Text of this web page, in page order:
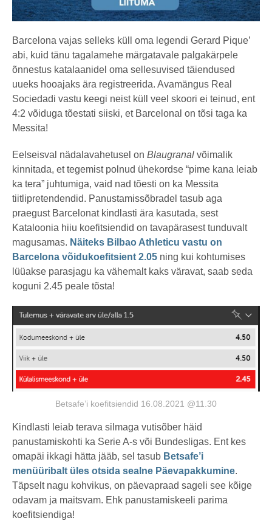
Barcelona vajas selleks küll oma legendi Gerard Pique’
abi, kuid tänu tagalamehe märgatavale palgakärpele
õnnestus katalaanidel oma sellesuvised täiendused
uueks hooajaks ära registreerida. Avamängus Real
Sociedadi vastu keegi neist küll veel skoori ei teinud, ent
4:2 võiduga tõestati siiski, et Barcelonal on tõsi taga ka
Messita!
Eelseisval nädalavahetusel on Blaugranal võimalik
kinnitada, et tegemist polnud ühekordse “pime kana leiab
ka tera” juhtumiga, vaid nad tõesti on ka Messita
tiitlipretendendid. Panustamissõbradel tasub aga
praegust Barcelonat kindlasti ära kasutada, sest
Kataloonia hiiu koefitsiendid on tavapärasest tunduvalt
magusamas. Näiteks Bilbao Athleticu vastu on
Barcelona võidukoefitsient 2.05 ning kui kohtumises
lüüakse parasjagu ka vähemalt kaks väravat, saab seda
koguni 2.45 peale tõsta!
Betsafe’i koefitsiendid 16.08.2021 @11.30
Kindlasti leiab terava silmaga vutisõber häid
panustamiskohti ka Serie A-s või Bundesligas. Ent kes
omapäi ikkagi hätta jääb, sel tasub Betsafe’i
menüüribalt üles otsida sealne Päevapakkumine.
Täpselt nagu kohvikus, on päevapraad sageli see kõige
odavam ja maitsvam. Ehk panustamiskeeli parima
koefitsiendiga!